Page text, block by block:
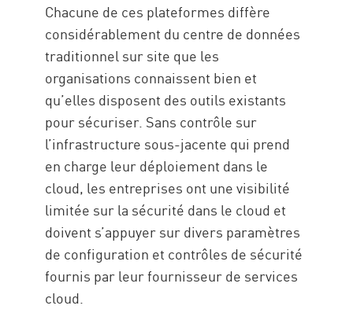
Chacune de ces plateformes diffère
considérablement du centre de données
traditionnel sur site que les
organisations connaissent bien et
qu’elles disposent des outils existants
pour sécuriser. Sans contrôle sur
l’infrastructure sous-jacente qui prend
en charge leur déploiement dans le
cloud, les entreprises ont une visibilité
limitée sur la sécurité dans le cloud et
doivent s’appuyer sur divers paramètres
de configuration et contrôles de sécurité
fournis par leur fournisseur de services
cloud.